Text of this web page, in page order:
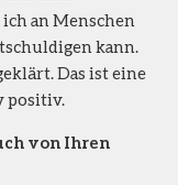
an Menschen
kann.
Das ist eine
positiv.
von Ihren